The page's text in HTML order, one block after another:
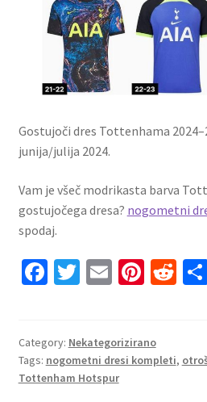
Gostujoči dres Tottenhama
junija/julija 2024.
Vam je všeč modrikasta barva
gostujočega dresa? nogometni
spodaj.
Fa
o
o
T
er
E
l
Pi
es
t
R
di
t
Category: Nekategorizirano
Tags: nogometni dresi kompleti,
Tottenham Hotspur